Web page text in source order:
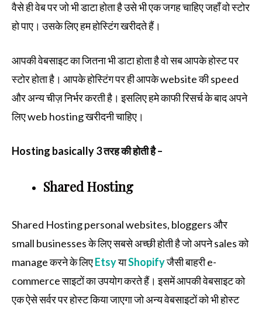
वैसे ही वेब पर जो भी डाटा होता है उसे भी एक जगह चाहिए जहाँ वो स्टोर
हो पाए। उसके लिए हम होस्टिंग खरीदते हैं।
आपकी वेबसाइट का जितना भी डाटा होता है वो सब आपके होस्ट पर
स्टोर होता है। आपके होस्टिंग पर ही आपके website की speed
और अन्य चीज़ निर्भर करती है। इसलिए हमे काफी रिसर्च के बाद अपने
लिए web hosting खरीदनी चाहिए।
Hosting basically 3 तरह की होती है –
Shared Hosting
Shared Hosting personal websites, bloggers और
small businesses के लिए सबसे अच्छी होती है जो अपने sales को
manage करने के लिएEtsyयाShopifyजैसी बाहरी e-
commerce साइटों का उपयोग करते हैं। इसमें आपकी वेबसाइट को
एक ऐसे सर्वर पर होस्ट किया जाएगा जो अन्य वेबसाइटों को भी होस्ट